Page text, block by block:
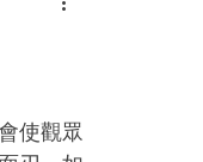
使觀眾